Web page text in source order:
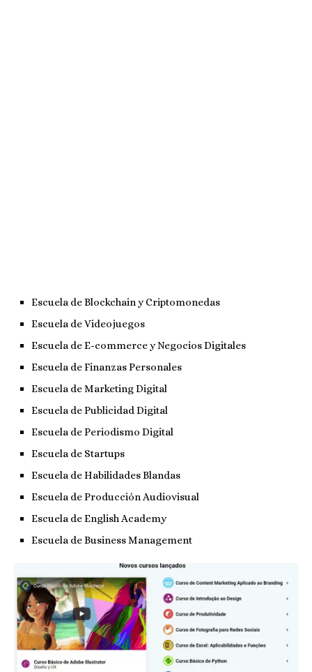
Escuela de Blockchain y Criptomonedas
Escuela de Videojuegos
Escuela de E-commerce y Negocios Digitales
Escuela de Finanzas Personales
Escuela de Marketing Digital
Escuela de Publicidad Digital
Escuela de Periodismo Digital
Escuela de Startups
Escuela de Habilidades Blandas
Escuela de Producción Audiovisual
Escuela de English Academy
Escuela de Business Management